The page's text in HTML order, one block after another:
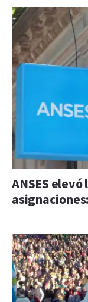
ANSES